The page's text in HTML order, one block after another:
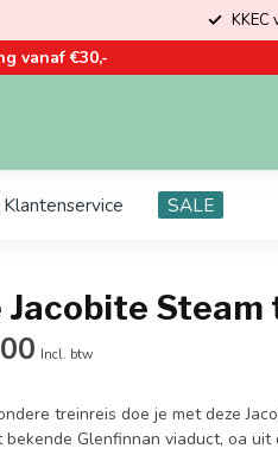
vanaf €30,-
Klantenservice SALE
Jacobite Steam
Incl. btw
treinreis doe je met deze
bekende Glenfinnan viaduct, oa